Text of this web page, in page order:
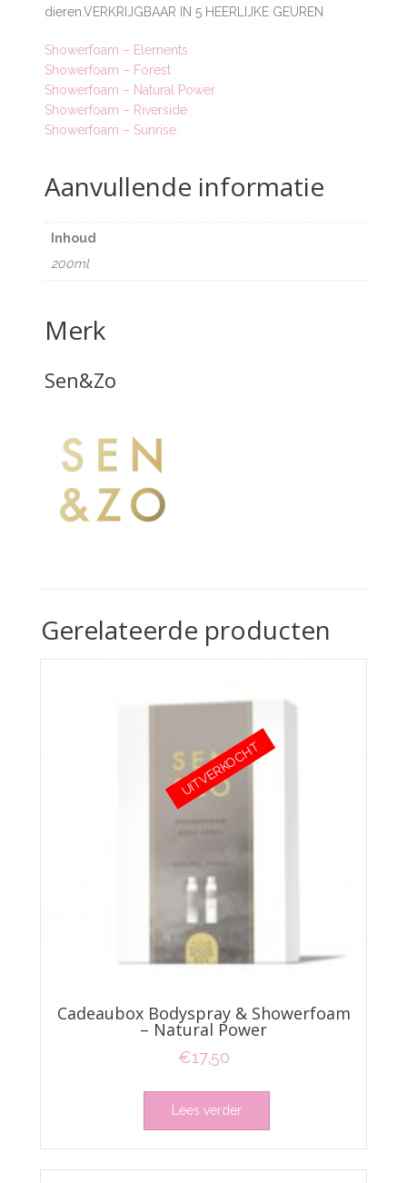
dieren.VERKRIJGBAAR IN 5 HEERLIJKE GEUREN
Showerfoam – Elements
Showerfoam – Forest
Showerfoam – Natural Power
Showerfoam – Riverside
Showerfoam – Sunrise
Aanvullende informatie
Inhoud
200ml
Merk
Sen&Zo
Gerelateerde producten
Cadeaubox Bodyspray & Showerfoam
– Natural Power
€17,50
Lees verder
UITVERKOCHT